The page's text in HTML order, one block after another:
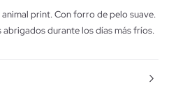
print. Con forro de pelo suave.
durante los días más fríos.